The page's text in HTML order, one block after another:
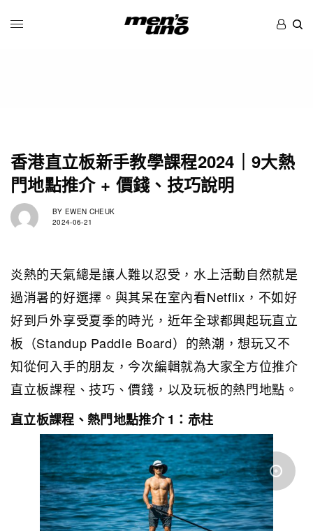
香港直立板新手教學課程2024｜9大熱
門地點推介 + 價錢、技巧說明
BY EWEN CHEUK
2024-06-21
炎熱的天氣總是讓人難以忍受，水上活動自然就是
過消暑的好選擇。與其呆在室內看Netflix，不如好
好到戶外享受夏季的時光，近年全球都興起玩直立
板（Standup Paddle Board）的熱潮，想玩又不
知從何入手的朋友，今次編輯就為大家全方位推介
直立板課程、技巧、價錢，以及玩板的熱門地點。
直立板課程、熱門地點推介 1：赤柱